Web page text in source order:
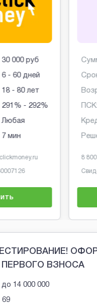
30 000 руб
6 - 60 дней
18 - 80 лет
291% - 292%
Любая
7 мин
ПСК:
8
ПЕРВОГО ВЗНОСА
до 14 000 000
69